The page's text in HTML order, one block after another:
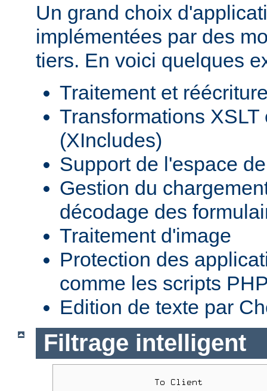
Un grand choix
implémentées par des
tiers. En voici quelques
Traitement et
Transformations
(XIncludes)
Support de l'espace
Gestion du
décodage des
Traitement d'image
Protection des
comme les scripts
Edition de texte par
Filtrage intelligent